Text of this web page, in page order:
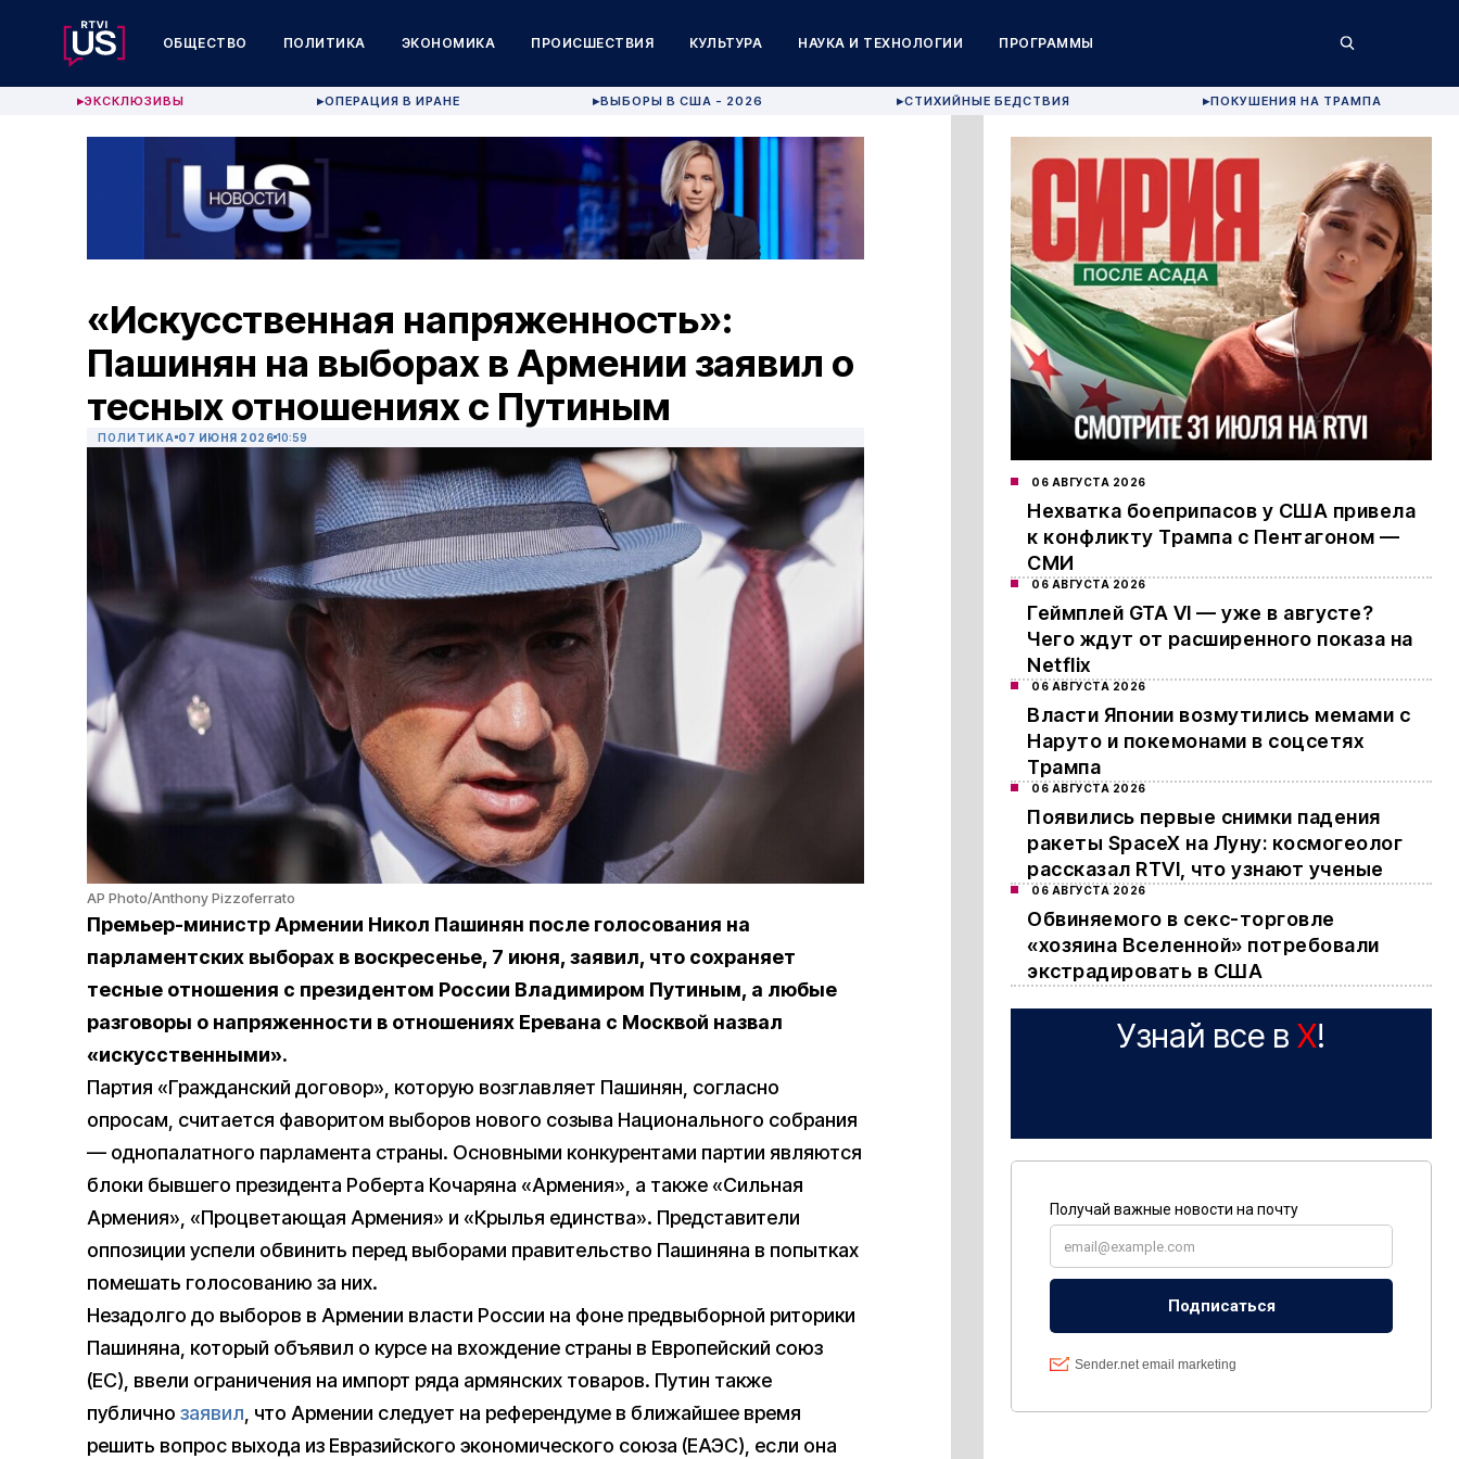
ОБЩЕСТВО ПОЛИТИКА ЭКОНОМИКА ПРОИСШЕСТВИЯ КУЛЬТУРА НАУКА И ТЕХНОЛОГИИ ПРОГРАММЫ
▶ЭКСКЛЮЗИВЫ ▶ОПЕРАЦИЯ В ИРАНЕ ▶ВЫБОРЫ В США - 2026 ▶СТИХИЙНЫЕ БЕДСТВИЯ ▶ПОКУШЕНИЯ НА ТРАМПА
«Искусственная напряженность»:
Пашинян на выборах в Армении заявил о
тесных отношениях с Путиным
ПОЛИТИКА 07 ИЮНЯ 2026 10:59
AP Photo/Anthony Pizzoferrato
Премьер-министр Армении Никол Пашинян после голосования на
парламентских выборах в воскресенье, 7 июня, заявил, что сохраняет
тесные отношения с президентом России Владимиром Путиным, а любые
разговоры о напряженности в отношениях Еревана с Москвой назвал
«искусственными».
Партия «Гражданский договор», которую возглавляет Пашинян, согласно
опросам, считается фаворитом выборов нового созыва Национального собрания
— однопалатного парламента страны. Основными конкурентами партии являются
блоки бывшего президента Роберта Кочаряна «Армения», а также «Сильная
Армения», «Процветающая Армения» и «Крылья единства». Представители
оппозиции успели обвинить перед выборами правительство Пашиняна в попытках
помешать голосованию за них.
Незадолго до выборов в Армении власти России на фоне предвыборной риторики
Пашиняна, который объявил о курсе на вхождение страны в Европейский союз
(ЕС), ввели ограничения на импорт ряда армянских товаров. Путин также
публично заявил, что Армении следует на референдуме в ближайшее время
решить вопрос выхода из Евразийского экономического союза (ЕАЭС), если она
06 АВГУСТА 2026
Нехватка боеприпасов у США привела
к конфликту Трампа с Пентагоном —
СМИ
06 АВГУСТА 2026
Геймплей GTA VI — уже в августе?
Чего ждут от расширенного показа на
Netflix
06 АВГУСТА 2026
Власти Японии возмутились мемами с
Наруто и покемонами в соцсетях
Трампа
06 АВГУСТА 2026
Появились первые снимки падения
ракеты SpaceX на Луну: космогеолог
рассказал RTVI, что узнают ученые
06 АВГУСТА 2026
Обвиняемого в секс-торговле
«хозяина Вселенной» потребовали
экстрадировать в США
Узнай все в X!